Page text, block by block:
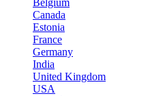
Belgium
Canada
Estonia
France
Germany
India
United Kingdom
USA